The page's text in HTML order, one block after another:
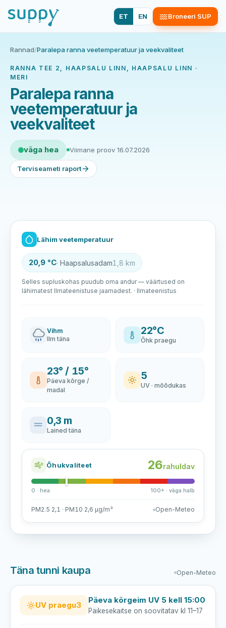
ET EN Broneeri SUP
Rannad/Paralepa ranna veetemperatuur ja veekvaliteet
RANNA TEE 2, HAAPSALU LINN, HAAPSALU LINN ·
MERI
Paralepa ranna
veetemperatuur ja
veekvaliteet
väga hea Viimane proov 16.07.2026
Terviseameti raport
Lähim veetemperatuur
20,9 °C· Haapsalusadam1,8 km
Selles supluskohas puudub oma andur — väärtused on
lähimatest Ilmateenistuse jaamadest. · Ilmateenistus
Vihm
Ilm täna
22°C
Õhk praegu
23° / 15°
Päeva kõrge /
madal
5
UV · mõõdukas
0,3 m
Lained täna
Õhukvaliteet 26rahuldav
0 · hea 100+ · väga halb
PM2.5 2,1 · PM10 2,6 µg/m³ Open-Meteo
Täna tunni kaupa Open-Meteo
UV praegu3
Päeva kõrgeim UV 5 kell 15:00
Päikesekaitse on soovitatav kl 11–17